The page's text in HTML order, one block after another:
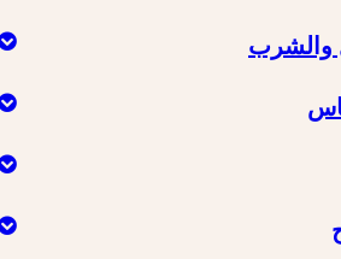
والشرب